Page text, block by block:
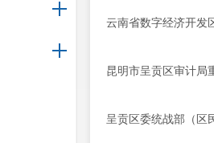
云南省数字经济开发
昆明市呈贡区审计局
呈贡区委统战部（区